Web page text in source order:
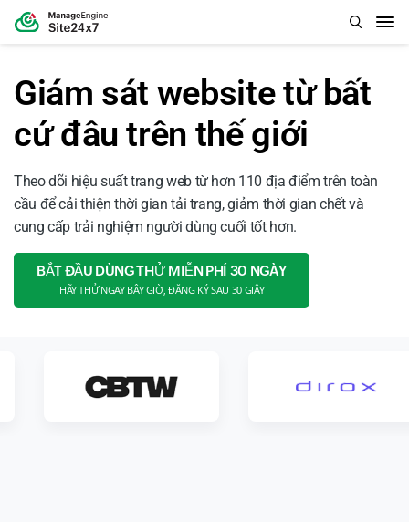
Giám sát website từ bất
cứ đâu trên thế giới
Theo dõi hiệu suất trang web từ hơn 110 địa điểm trên toàn
cầu để cải thiện thời gian tải trang, giảm thời gian chết và
cung cấp trải nghiệm người dùng cuối tốt hơn.
BẮT ĐẦU DÙNG THỬ MIỄN PHÍ 30 NGÀY
HÃY THỬ NGAY BÂY GIỜ, ĐĂNG KÝ SAU 30 GIÂY